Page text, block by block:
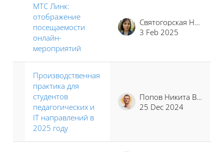
МТС Линк:
отображение
посещаемости
онлайн-
мероприятий
Святогорская Наталья Владимировна
3 Feb 2025
Производственная
практика для
студентов
педагогических и
IT направлений в
2025 году
Попов Никита Владимирович
25 Dec 2024